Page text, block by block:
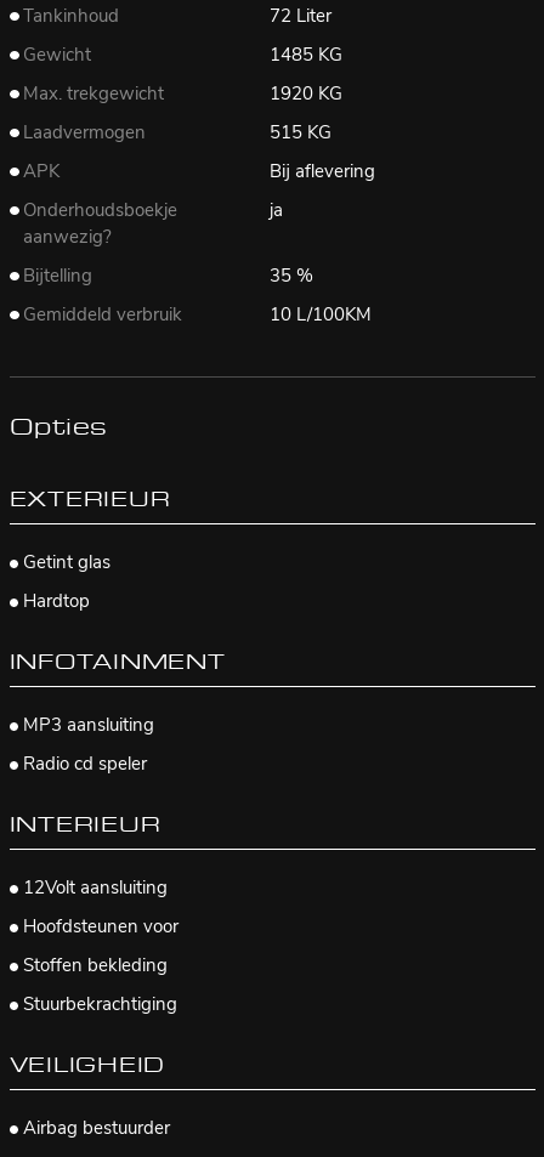
Tankinhoud
72 Liter
Gewicht
1485 KG
Max. trekgewicht
1920 KG
Laadvermogen
515 KG
APK
Bij aflevering
Onderhoudsboekje
aanwezig?
ja
Bijtelling
35 %
Gemiddeld verbruik
10 L/100KM
Opties
EXTERIEUR
Getint glas
Hardtop
INFOTAINMENT
MP3 aansluiting
Radio cd speler
INTERIEUR
12Volt aansluiting
Hoofdsteunen voor
Stoffen bekleding
Stuurbekrachtiging
VEILIGHEID
Airbag bestuurder